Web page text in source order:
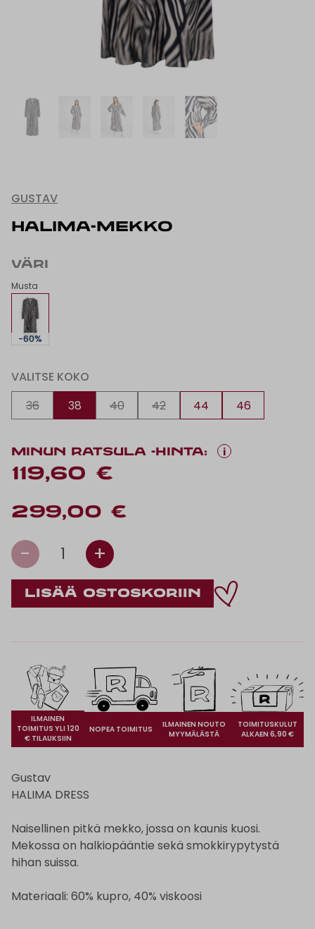
GUSTAV
HALIMA-MEKKO
VÄRI
Musta
-60%
VALITSE KOKO
36
38 40 42 44 46
MINUN RATSULA -HINTA: i
119,60 €
299,00 €
- 1 +
ILMAINEN
TOIMITUS YLI 120
€ TILAUKSIIN
NOPEA TOIMITUS
ILMAINEN NOUTO
MYYMÄLÄSTÄ
TOIMITUSKULUT
ALKAEN 6,90 €
Gustav
HALIMA DRESS
Naisellinen pitkä mekko, jossa on kaunis kuosi.
Mekossa on halkiopääntie sekä smokkirypytystä
hihan suissa.
Materiaali: 60% kupro, 40% viskoosi